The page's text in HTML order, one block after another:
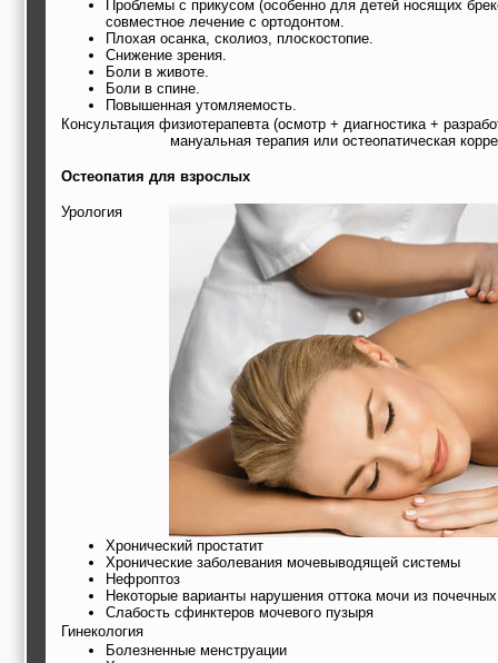
Проблемы с прикусом (особенно для детей носящих
совместное лечение с ортодонтом.
Плохая осанка, сколиоз, плоскостопие.
Снижение зрения.
Боли в животе.
Боли в спине.
Повышенная утомляемость.
Консультация физиотерапевта (осмотр + диагностика +
мануальная терапия или остеопатическая
Остеопатия для взрослых
Урология
Хронический простатит
Хронические заболевания мочевыводящей системы
Нефроптоз
Некоторые варианты нарушения оттока мочи из
Слабость сфинктеров мочевого пузыря
Гинекология
Болезненные менструации